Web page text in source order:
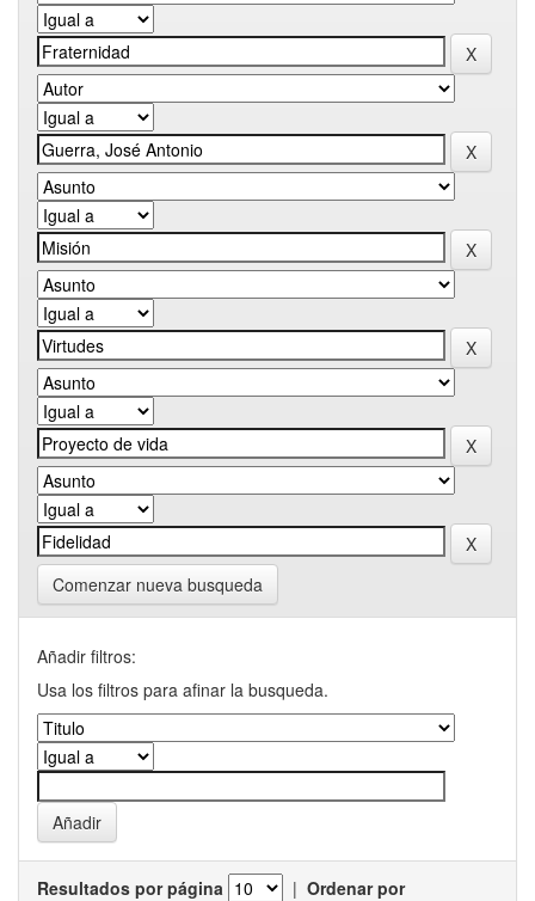
Comenzar nueva busqueda
Añadir filtros:
Usa los filtros para afinar la busqueda.
Resultados por página | Ordenar por